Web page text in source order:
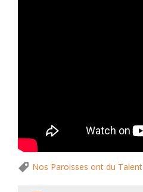
Nos Paroisses ont du Talent